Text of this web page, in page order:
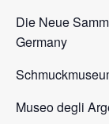
Die Neue
Germany
Museo degli